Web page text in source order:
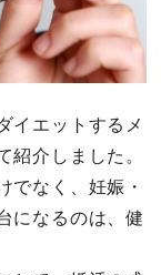
イエットするメ
紹介しました。
でなく、妊娠・
になるのは、健